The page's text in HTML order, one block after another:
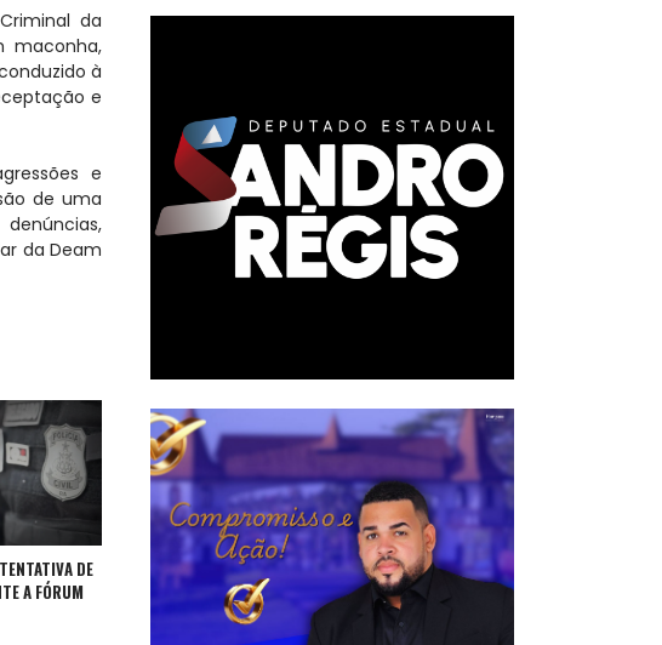
da
maconha,
à
e
e
de uma
da Deam
DE
A FÓRUM